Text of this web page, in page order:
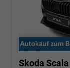
Skoda Scala